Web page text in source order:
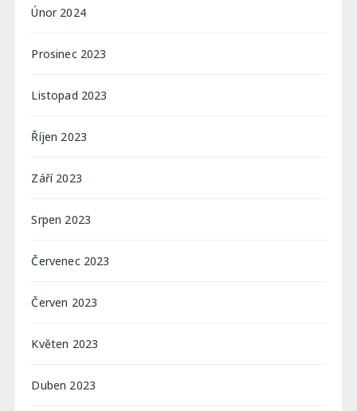
Únor 2024
Prosinec 2023
Listopad 2023
Říjen 2023
Září 2023
Srpen 2023
Červenec 2023
Červen 2023
Květen 2023
Duben 2023